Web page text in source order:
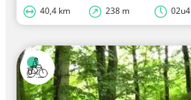
40,4 km 238 m